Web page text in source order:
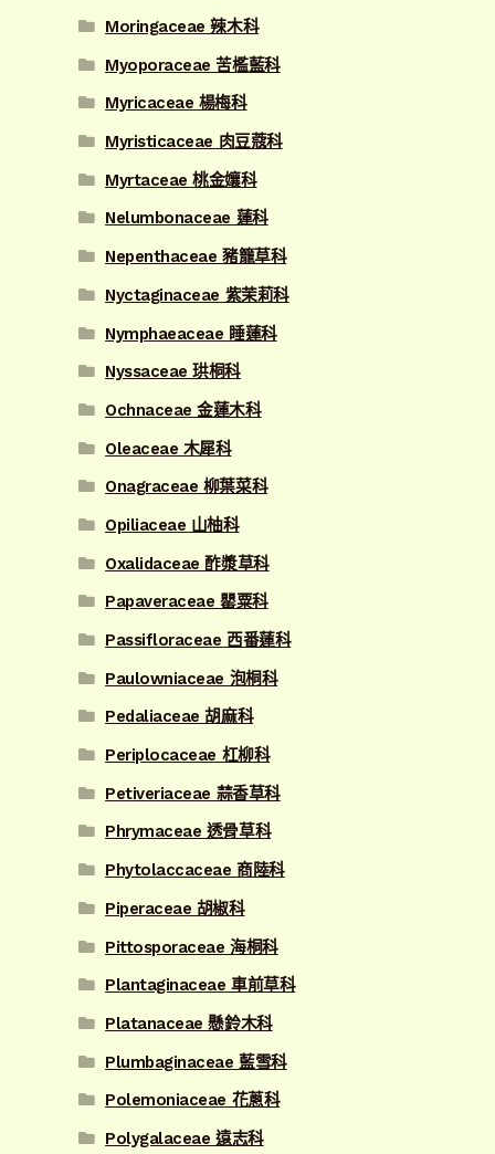
Moringaceae 辣木科
Myoporaceae 苦檻藍科
Myricaceae 楊梅科
Myristicaceae 肉豆蔻科
Myrtaceae 桃金孃科
Nelumbonaceae 蓮科
Nepenthaceae 豬籠草科
Nyctaginaceae 紫茉莉科
Nymphaeaceae 睡蓮科
Nyssaceae 珙桐科
Ochnaceae 金蓮木科
Oleaceae 木犀科
Onagraceae 柳葉菜科
Opiliaceae 山柚科
Oxalidaceae 酢漿草科
Papaveraceae 罌粟科
Passifloraceae 西番蓮科
Paulowniaceae 泡桐科
Pedaliaceae 胡麻科
Periplocaceae 杠柳科
Petiveriaceae 蒜香草科
Phrymaceae 透骨草科
Phytolaccaceae 商陸科
Piperaceae 胡椒科
Pittosporaceae 海桐科
Plantaginaceae 車前草科
Platanaceae 懸鈴木科
Plumbaginaceae 藍雪科
Polemoniaceae 花蔥科
Polygalaceae 遠志科